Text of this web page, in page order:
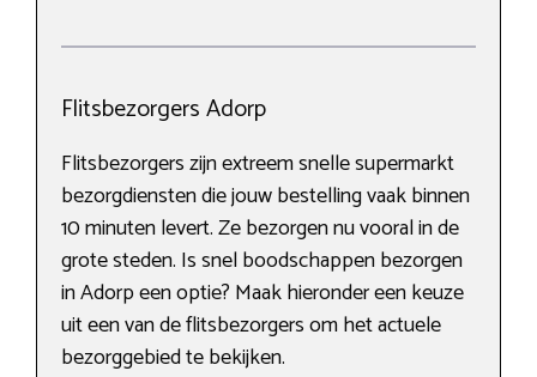
Flitsbezorgers Adorp
Flitsbezorgers zijn extreem snelle supermarkt
bezorgdiensten die jouw bestelling vaak binnen
10 minuten levert. Ze bezorgen nu vooral in de
grote steden. Is snel boodschappen bezorgen
in Adorp een optie? Maak hieronder een keuze
uit een van de flitsbezorgers om het actuele
bezorggebied te bekijken.